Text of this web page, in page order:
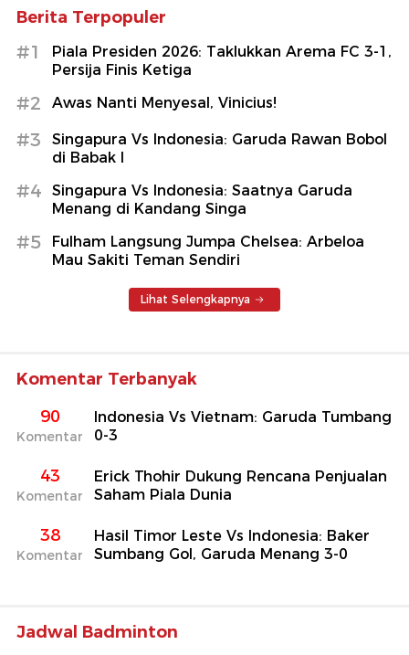
Berita Terpopuler
#1
Piala Presiden 2026: Taklukkan Arema FC 3-1,
Persija Finis Ketiga
#2 Awas Nanti Menyesal, Vinicius!
#3
Singapura Vs Indonesia: Garuda Rawan Bobol
di Babak I
#4
Singapura Vs Indonesia: Saatnya Garuda
Menang di Kandang Singa
#5
Fulham Langsung Jumpa Chelsea: Arbeloa
Mau Sakiti Teman Sendiri
Lihat Selengkapnya
Komentar Terbanyak
90
Komentar
Indonesia Vs Vietnam: Garuda Tumbang
0-3
43
Komentar
Erick Thohir Dukung Rencana Penjualan
Saham Piala Dunia
38
Komentar
Hasil Timor Leste Vs Indonesia: Baker
Sumbang Gol, Garuda Menang 3-0
Jadwal Badminton